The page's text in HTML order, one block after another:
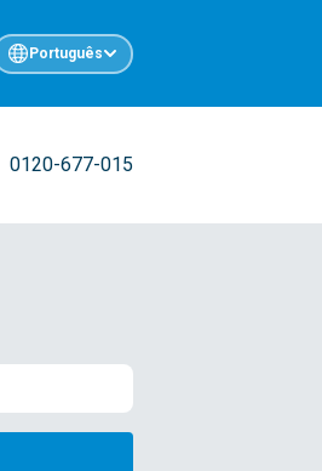
Português
0120-677-015